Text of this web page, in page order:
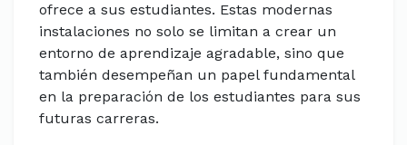
ofrece a sus estudiantes. Estas modernas
instalaciones no solo se limitan a crear un
entorno de aprendizaje agradable, sino que
también desempeñan un papel fundamental
en la preparación de los estudiantes para sus
futuras carreras.